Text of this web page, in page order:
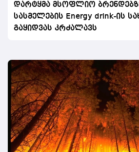
დარტყმა მსოფლიო
სასმელების Energy drink-ის
გაყიდვას კრძალავს